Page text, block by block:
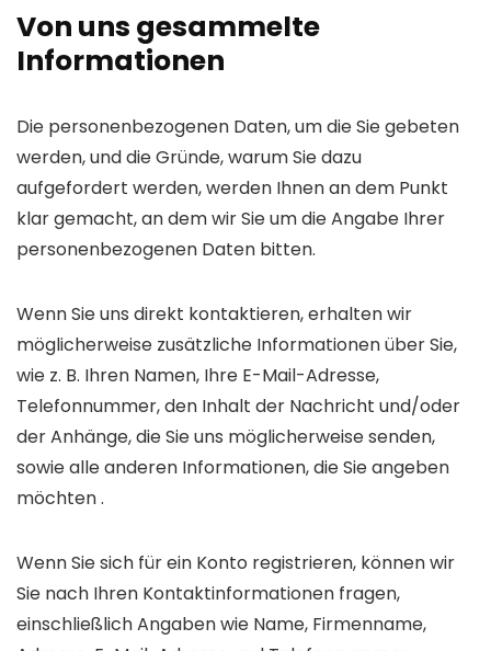
Von uns gesammelte
Informationen
Die personenbezogenen Daten, um die Sie gebeten
werden, und die Gründe, warum Sie dazu
aufgefordert werden, werden Ihnen an dem Punkt
klar gemacht, an dem wir Sie um die Angabe Ihrer
personenbezogenen Daten bitten.
Wenn Sie uns direkt kontaktieren, erhalten wir
möglicherweise zusätzliche Informationen über Sie,
wie z. B. Ihren Namen, Ihre E-Mail-Adresse,
Telefonnummer, den Inhalt der Nachricht und/oder
der Anhänge, die Sie uns möglicherweise senden,
sowie alle anderen Informationen, die Sie angeben
möchten .
Wenn Sie sich für ein Konto registrieren, können wir
Sie nach Ihren Kontaktinformationen fragen,
einschließlich Angaben wie Name, Firmenname,